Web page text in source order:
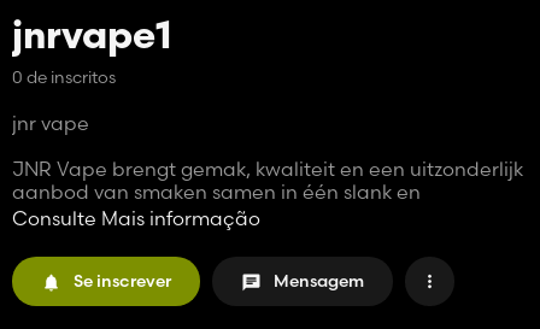
jnrvape1
0 de inscritos
jnr vape
JNR Vape brengt gemak, kwaliteit en een uitzonderlijk
aanbod van smaken samen in één slank en
wegwerpbaar pakket. Ontworpen voor dampers
onderweg, biedt JNR Vape een zorgeloze ervaring
zonder dat bijvullen of ingewikkeld onderhoud nodig
is. Elk apparaat is vooraf gevuld met hoogwaardig e-
liquid, wat zorgt voor een soepele
Consulte Mais informação
Se inscrever Mensagem